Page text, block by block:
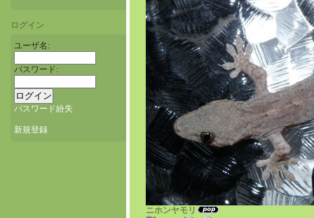
ログイン
ユーザ名:
パスワード:
パスワード紛失
新規登録
ニホンヤモリ